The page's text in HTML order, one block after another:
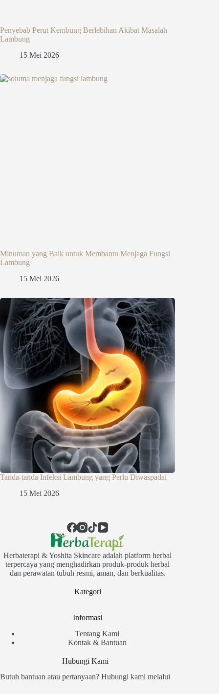
Penyebab Perut Kembung Berlebihan Akibat Masalah
Lambung
15 Mei 2026
Minuman yang Baik untuk Membantu Menjaga Fungsi
Lambung
15 Mei 2026
Tanda-tanda Infeksi Lambung yang Perlu Diwaspadai
15 Mei 2026
Herbaterapi & Yoshita Skincare adalah platform herbal
terpercaya yang menghadirkan produk-produk herbal
dan perawatan tubuh resmi, aman, dan berkualitas.
Kategori
Informasi
Tentang Kami
Kontak & Bantuan
Hubungi Kami
Butuh bantuan atau pertanyaan? Hubungi kami melalui